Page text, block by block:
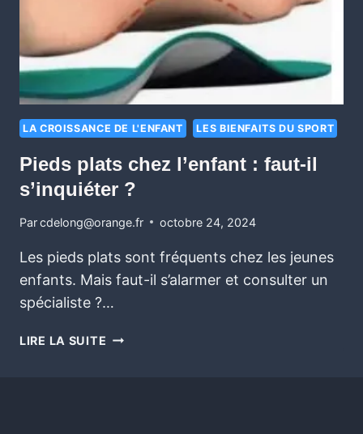
LA CROISSANCE DE L'ENFANT LES BIENFAITS DU SPORT
Pieds plats chez l’enfant : faut-il
s’inquiéter ?
Parcdelong@orange.fr octobre 24, 2024
Les pieds plats sont fréquents chez les jeunes
enfants. Mais faut-il s’alarmer et consulter un
spécialiste ?…
LIRE LA SUITE